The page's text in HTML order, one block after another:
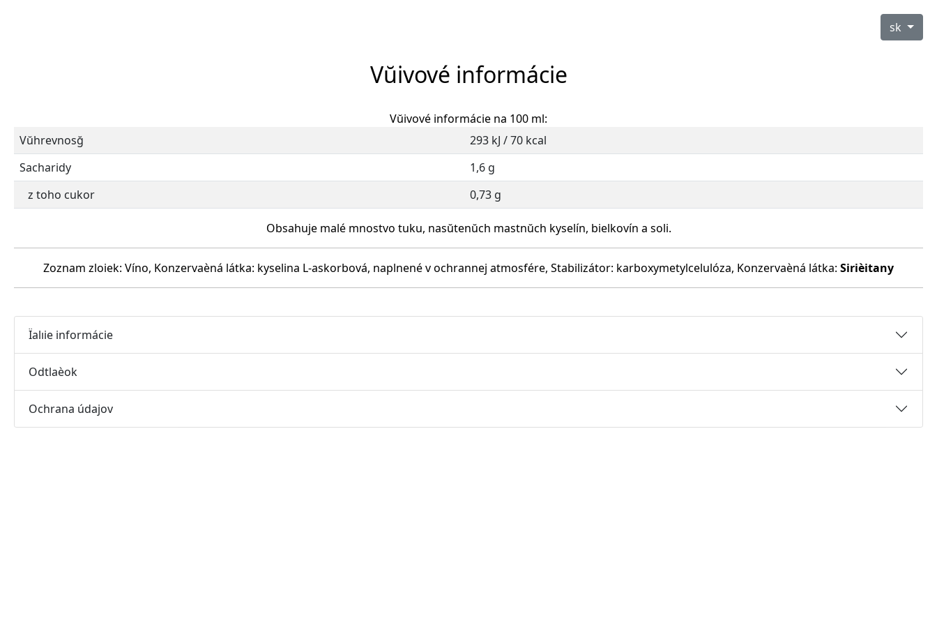
sk
Vŭivové informácie
Vŭivové informácie na 100 ml:
Vŭhrevnosğ
293 kJ / 70 kcal
Sacharidy
1,6 g
z toho cukor
0,73 g
Obsahuje malé mnostvo tuku, nasŭtenŭch mastnŭch kyselín, bielkovín a soli.
Zoznam zloiek: Víno, Konzervaèná látka: kyselina L-askorbová, naplnené v ochrannej atmosfére, Stabilizátor: karboxymetylcelulóza, Konzervaèná látka: Sirièitany
Ïalıie informácie
Odtlaèok
Ochrana údajov